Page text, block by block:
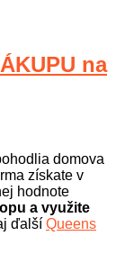
na
domova
získate v
hodnote
a využite
ďalší Queens